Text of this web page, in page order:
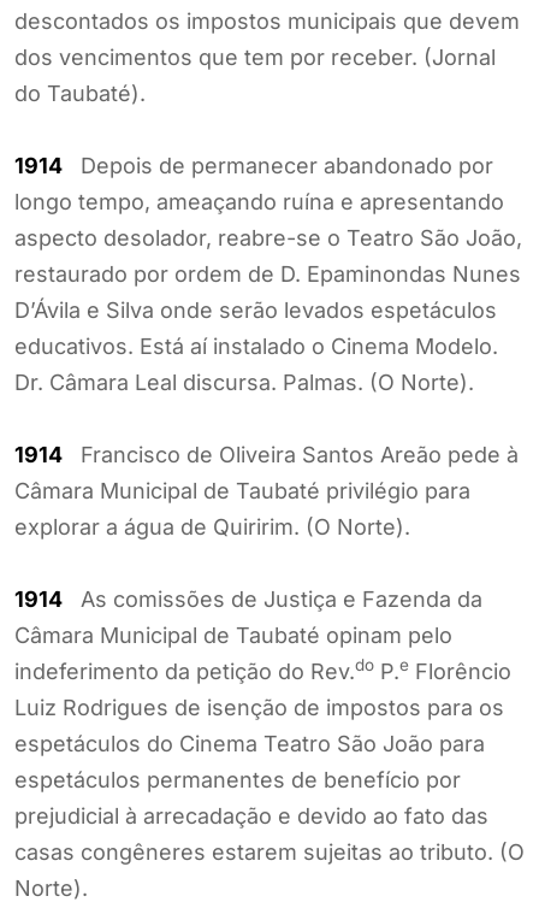
descontados os impostos municipais que devem
dos vencimentos que tem por receber. (Jornal
do Taubaté).
1914 Depois de permanecer abandonado por
longo tempo, ameaçando ruína e apresentando
aspecto desolador, reabre-se o Teatro São João,
restaurado por ordem de D. Epaminondas Nunes
D’Ávila e Silva onde serão levados espetáculos
educativos. Está aí instalado o Cinema Modelo.
Dr. Câmara Leal discursa. Palmas. (O Norte).
1914 Francisco de Oliveira Santos Areão pede à
Câmara Municipal de Taubaté privilégio para
explorar a água de Quiririm. (O Norte).
1914 As comissões de Justiça e Fazenda da
Câmara Municipal de Taubaté opinam pelo
indeferimento da petição do Rev.do P.e Florêncio
Luiz Rodrigues de isenção de impostos para os
espetáculos do Cinema Teatro São João para
espetáculos permanentes de benefício por
prejudicial à arrecadação e devido ao fato das
casas congêneres estarem sujeitas ao tributo. (O
Norte).